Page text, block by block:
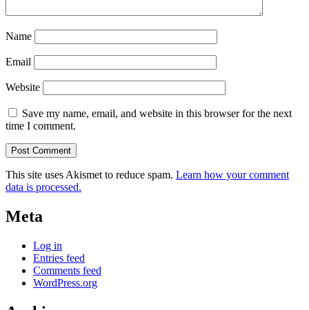
Name
Email
Website
Save my name, email, and website in this browser for the next
time I comment.
This site uses Akismet to reduce spam. Learn how your comment
data is processed.
Meta
Log in
Entries feed
Comments feed
WordPress.org